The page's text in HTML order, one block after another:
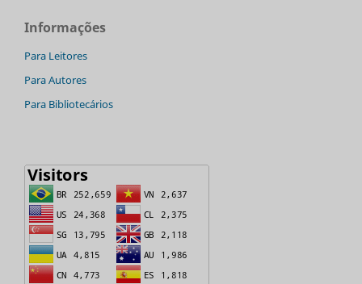
Informações
Para Leitores
Para Autores
Para Bibliotecários